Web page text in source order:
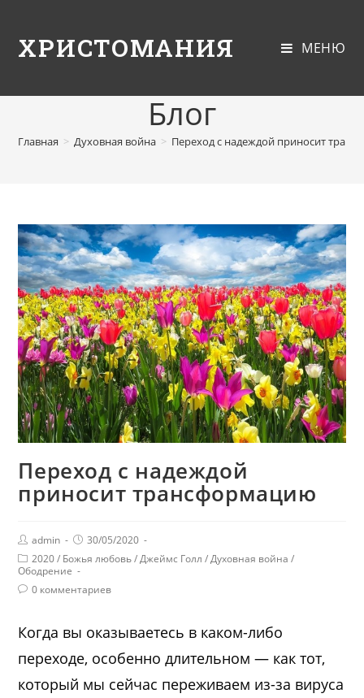
ХРИСТОМАНИЯ МЕНЮ
Блог
Главная > Духовная война > Переход с надеждой приносит
Переход с надеждой
приносит трансформацию
admin
30/05/2020
2020 / Божья любовь / Джеймс Голл / Духовная война /
Ободрение
0 комментариев
Когда вы оказываетесь в каком-либо
переходе, особенно длительном — как тот,
который мы сейчас переживаем из-за вируса